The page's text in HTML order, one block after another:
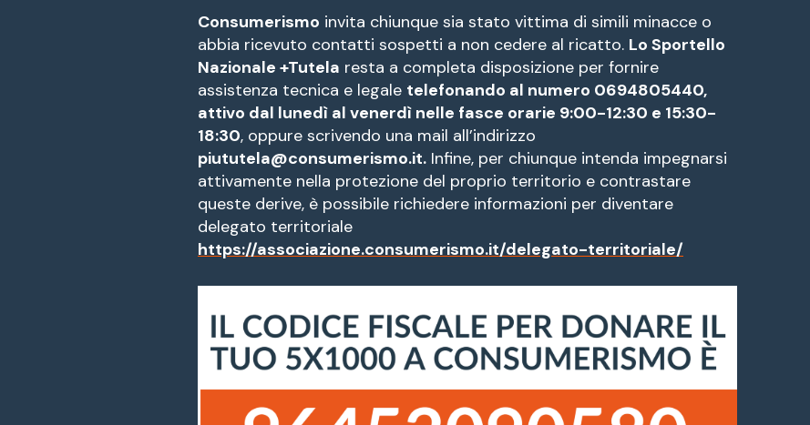
Consumerismo invita chiunque sia stato vittima di simili minacce o
abbia ricevuto contatti sospetti a non cedere al ricatto. Lo Sportello
Nazionale +Tutela resta a completa disposizione per fornire
assistenza tecnica e legale telefonando al numero 0694805440,
attivo dal lunedì al venerdì nelle fasce orarie 9:00-12:30 e 15:30-
18:30, oppure scrivendo una mail all’indirizzo
piututela@consumerismo.it. Infine, per chiunque intenda impegnarsi
attivamente nella protezione del proprio territorio e contrastare
queste derive, è possibile richiedere informazioni per diventare
delegato territoriale
https://associazione.consumerismo.it/delegato-territoriale/